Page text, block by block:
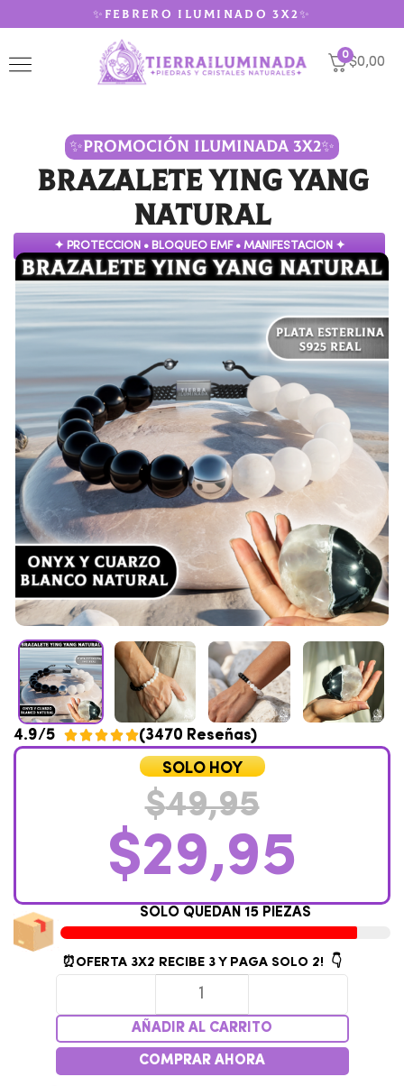
✨FEBRERO ILUMINADO 3X2✨
0$0,00
✨PROMOCIÓN ILUMINADA 3X2✨
Brazalete Ying Yang
Natural
✦ PROTECCION • BLOQUEO EMF • MANIFESTACION ✦
4.9/5 (3470 Reseñas)
SOLO HOY
$49,95
$29,95
SOLO QUEDAN 15 PIEZAS
⏰OFERTA 3X2 RECIBE 3 Y PAGA SOLO 2! 👇
AÑADIR AL CARRITO
COMPRAR AHORA